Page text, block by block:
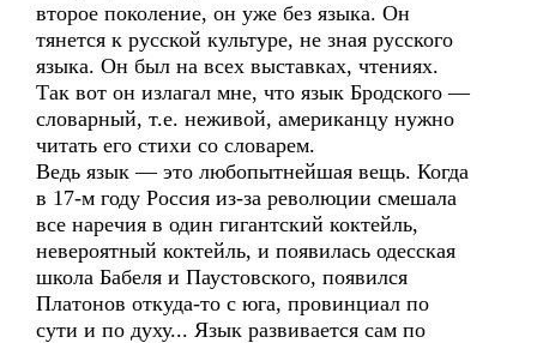
второе поколение, он уже без языка. Он
тянется к русской культуре, не зная русского
языка. Он был на всех выставках, чтениях.
Так вот он излагал мне, что язык Бродского —
словарный, т.е. неживой, американцу нужно
читать его стихи со словарем.
Ведь язык — это любопытнейшая вещь. Когда
в 17-м году Россия из-за революции смешала
все наречия в один гигантский коктейль,
невероятный коктейль, и появилась одесская
школа Бабеля и Паустовского, появился
Платонов откуда-то с юга, провинциал по
сути и по духу... Язык развивается сам по